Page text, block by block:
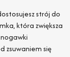
strój do
która zwiększa
zsuwaniem się